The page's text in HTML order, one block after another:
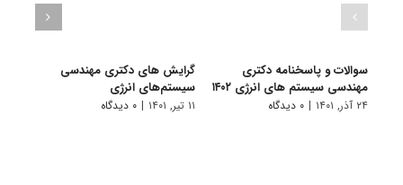
سوالات و پاسخنامه دکتری
مهندسی سیستم های انرژی ۱۴۰۲
۲۴ آذر, ۱۴۰۱ | ۰ دیدگاه
گرایش های دکتری مهندسی
سیستم‌های انرژی
۱۱ تیر, ۱۴۰۱ | ۰ دیدگاه